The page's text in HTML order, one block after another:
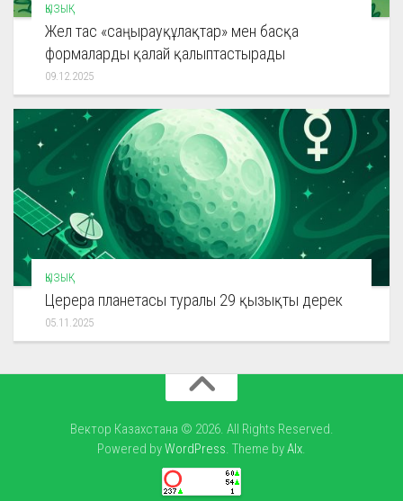
ҚЫЗЫҚ
Жел тас «саңырауқұлақтар» мен басқа
формаларды қалай қалыптастырады
09.12.2025
ҚЫЗЫҚ
Церера планетасы туралы 29 қызықты дерек
05.11.2025
Вектор Казахстана © 2026. All Rights Reserved.
Powered byWordPress. Theme byAlx.